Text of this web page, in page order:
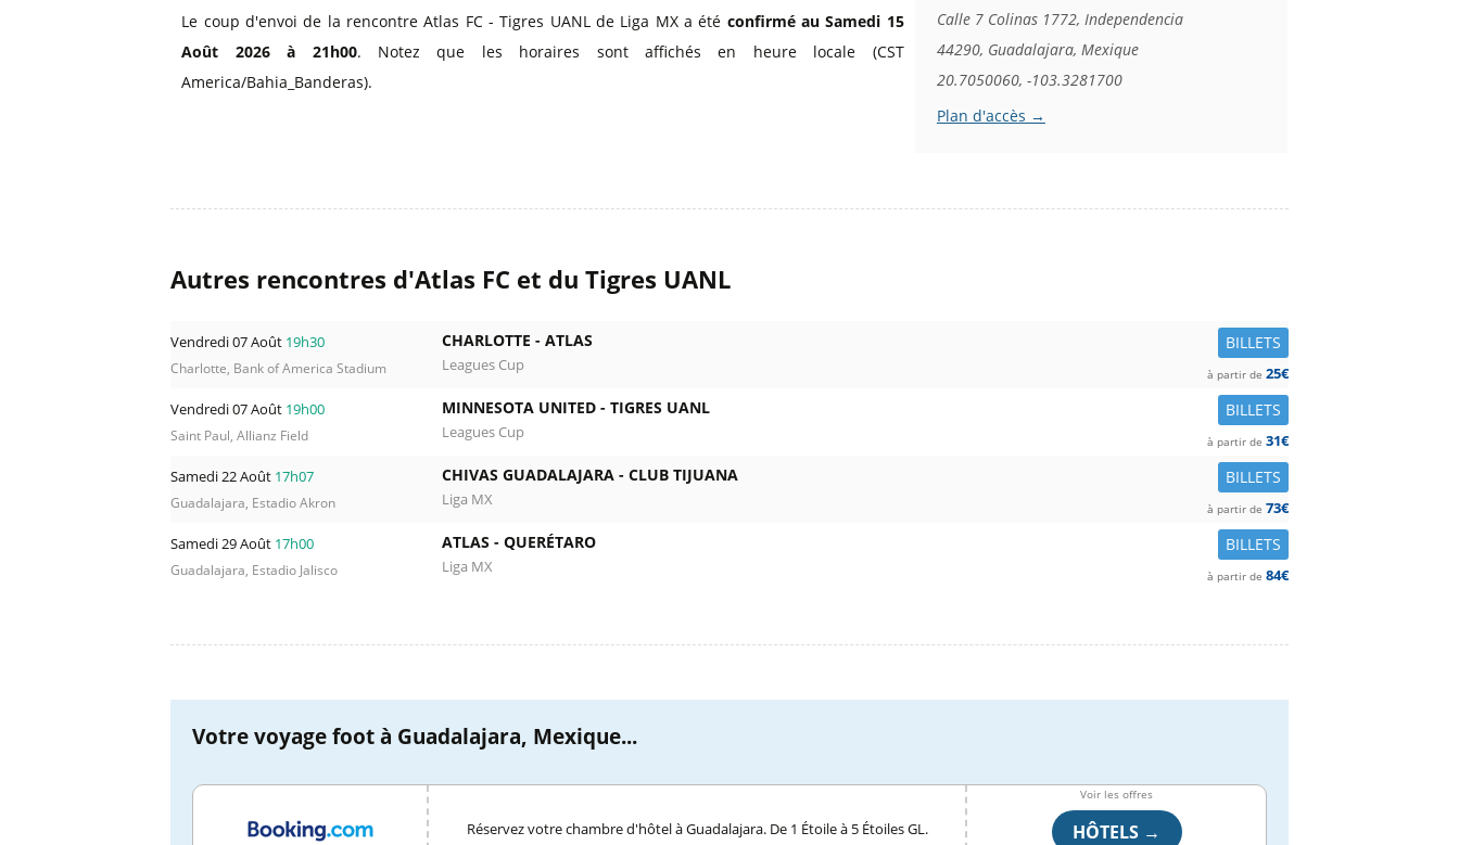
Le coup d'envoi de la rencontre Atlas FC - Tigres UANL de Liga MX a été confirmé au Samedi 15
Août 2026 à 21h00. Notez que les horaires sont affichés en heure locale (CST
America/Bahia_Banderas).
Calle 7 Colinas 1772, Independencia
44290, Guadalajara, Mexique
20.7050060, -103.3281700
Plan d'accès →
Autres rencontres d'Atlas FC et du Tigres UANL
Vendredi 07 Août 19h30
Charlotte, Bank of America Stadium
BILLETS
CHARLOTTE - ATLAS
Leagues Cup à partir de 25€
Vendredi 07 Août 19h00
Saint Paul, Allianz Field
BILLETS
MINNESOTA UNITED - TIGRES UANL
Leagues Cup à partir de 31€
Samedi 22 Août 17h07
Guadalajara, Estadio Akron
BILLETS
CHIVAS GUADALAJARA - CLUB TIJUANA
Liga MX à partir de 73€
Samedi 29 Août 17h00
Guadalajara, Estadio Jalisco
BILLETS
ATLAS - QUERÉTARO
Liga MX à partir de 84€
Votre voyage foot à Guadalajara, Mexique...
Réservez votre chambre d'hôtel à Guadalajara. De 1 Étoile à 5 Étoiles GL.
Voir les offres
HÔTELS →